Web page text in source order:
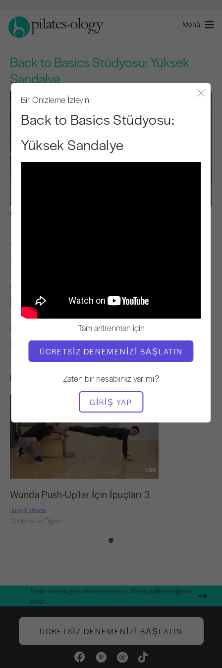
Menü
Back to Basics Stüdyosu: Yüksek
Sandalye
Bir Önizleme İzleyin
Back to Basics Stüdyosu:
Yüksek Sandalye
Tam antrenman için
ÜCRETSIZ DENEMENIZI BAŞLATIN
Zaten bir hesabınız var mı?
GIRIŞ YAP
ÖĞRETMEN
Juan Estrada
GEREKLI EKIPMAN
Yüksek Sandalye
BENZER SINIFLARI BULUN
Temel
Hoşunuza Gidebilecek Diğer Egzersizler
1:55
Wunda Push-Up'lar İçin İpuçları 3
Juan Estrada
Gözlemle ve Öğren
Toplumumuza geri vermeyi seviyoruz. Nasıl yardım ettiğimizi
görün.
ÜCRETSIZ DENEMENIZI BAŞLATIN